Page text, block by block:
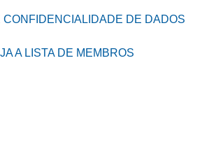
CONFIDENCIALIDADE DE DADOS
A LISTA DE MEMBROS